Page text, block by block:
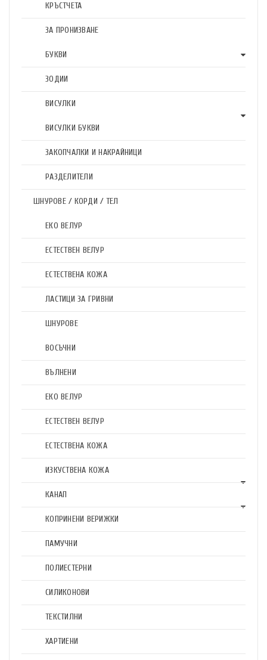
КРЪСТЧЕТА
ЗА ПРОНИЗВАНЕ
БУКВИ
ЗОДИИ
ВИСУЛКИ
ВИСУЛКИ БУКВИ
ЗАКОПЧАЛКИ И НАКРАЙНИЦИ
РАЗДЕЛИТЕЛИ
ШНУРОВЕ / КОРДИ / ТЕЛ
ЕКО ВЕЛУР
ЕСТЕСТВЕН ВЕЛУР
ЕСТЕСТВЕНА КОЖА
ЛАСТИЦИ ЗА ГРИВНИ
ШНУРОВЕ
ВОСЪЧНИ
ВЪЛНЕНИ
ЕКО ВЕЛУР
ЕСТЕСТВЕН ВЕЛУР
ЕСТЕСТВЕНА КОЖА
ИЗКУСТВЕНА КОЖА
КАНАП
КОПРИНЕНИ ВЕРИЖКИ
ПАМУЧНИ
ПОЛИЕСТЕРНИ
СИЛИКОНОВИ
ТЕКСТИЛНИ
ХАРТИЕНИ